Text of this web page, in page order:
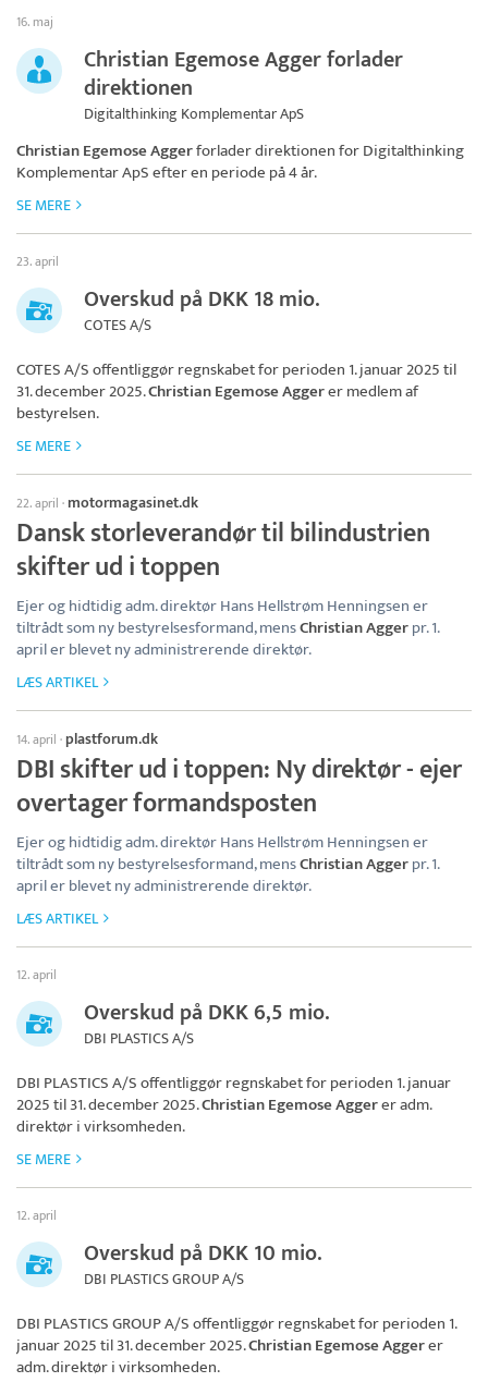
16. maj
Christian Egemose Agger forlader
direktionen
Digitalthinking Komplementar ApS
Christian Egemose Aggerforlader direktionen forDigitalthinking
Komplementar ApSefter en periode på 4 år.
SE MERE
23. april
Overskud på DKK 18 mio.
COTES A/S
COTES A/Soffentliggør regnskabet for perioden 1. januar 2025 til
31. december 2025.Christian Egemose Aggerer medlem af
bestyrelsen.
SE MERE
22. april · motormagasinet.dk
Dansk storleverandør til bilindustrien
skifter ud i toppen
Ejer og hidtidig adm. direktør Hans Hellstrøm Henningsen er
tiltrådt som ny bestyrelsesformand, mensChristian Aggerpr. 1.
april er blevet ny administrerende direktør.
LÆS ARTIKEL
14. april ·plastforum.dk
DBI skifter ud i toppen: Ny direktør - ejer
overtager formandsposten
Ejer og hidtidig adm. direktør Hans Hellstrøm Henningsen er
tiltrådt som ny bestyrelsesformand, mensChristian Aggerpr. 1.
april er blevet ny administrerende direktør.
LÆS ARTIKEL
12. april
Overskud på DKK 6,5 mio.
DBI PLASTICS A/S
DBI PLASTICS A/Soffentliggør regnskabet for perioden 1. januar
2025 til 31. december 2025.Christian Egemose Aggerer adm.
direktør i virksomheden.
SE MERE
12. april
Overskud på DKK 10 mio.
DBI PLASTICS GROUP A/S
DBI PLASTICS GROUP A/Soffentliggør regnskabet for perioden 1.
januar 2025 til 31. december 2025.Christian Egemose Aggerer
adm. direktør i virksomheden.